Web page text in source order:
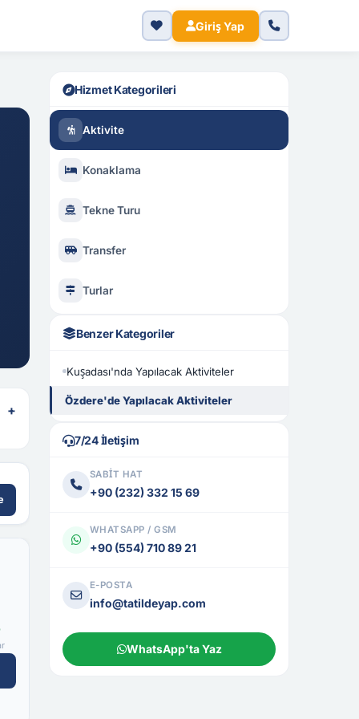
Giriş Yap
+
Hizmet Kategorileri
Aktivite
Konaklama
Tekne Turu
Transfer
Turlar
Benzer Kategoriler
Kuşadası'nda Yapılacak Aktiviteler
Özdere'de Yapılacak Aktiviteler
7/24 İletişim
SABIT HAT
+90 (232) 332 15 69
WHATSAPP / GSM
+90 (554) 710 89 21
E-POSTA
info@tatildeyap.com
WhatsApp'ta Yaz